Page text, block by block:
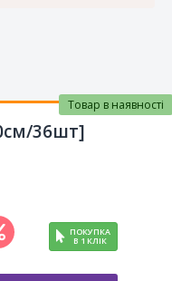
36шт]
Товар в наявності
ПОКУПКА
В 1 КЛІК